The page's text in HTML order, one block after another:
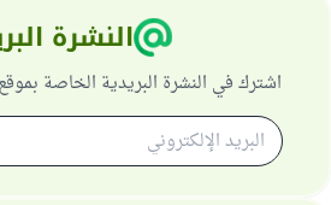
النشرة
اشترك في النشرة البريدية الخاصة